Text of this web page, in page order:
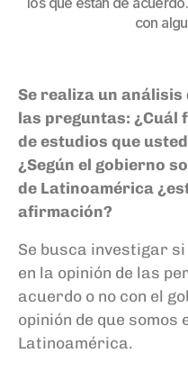
con
Se realiza un
las preguntas: ¿Cuál
de estudios que
¿Según el gobierno
de Latinoamérica
afirmación?
Se busca investigar
en la opinión de las
acuerdo o no con el
opinión de que somos
Latinoamérica.